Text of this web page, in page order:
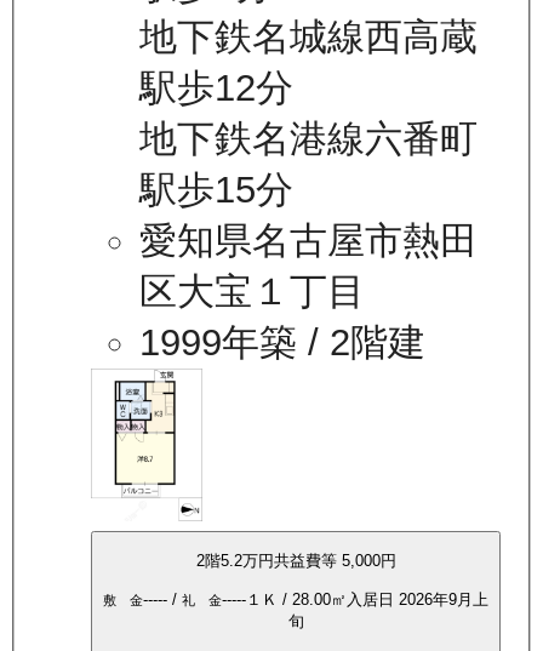
地下鉄名城線西高蔵
駅歩12分
地下鉄名港線六番町
駅歩15分
愛知県名古屋市熱田
区大宝１丁目
1999年築 / 2階建
2階5.2万円共益費等 5,000円
敷 金----- / 礼 金----- １Ｋ / 28.00㎡ 入居日 2026年9月上
旬